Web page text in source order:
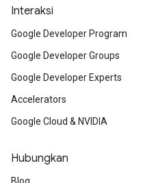
Interaksi
Google Developer Program
Google Developer Groups
Google Developer Experts
Accelerators
Google Cloud & NVIDIA
Hubungkan